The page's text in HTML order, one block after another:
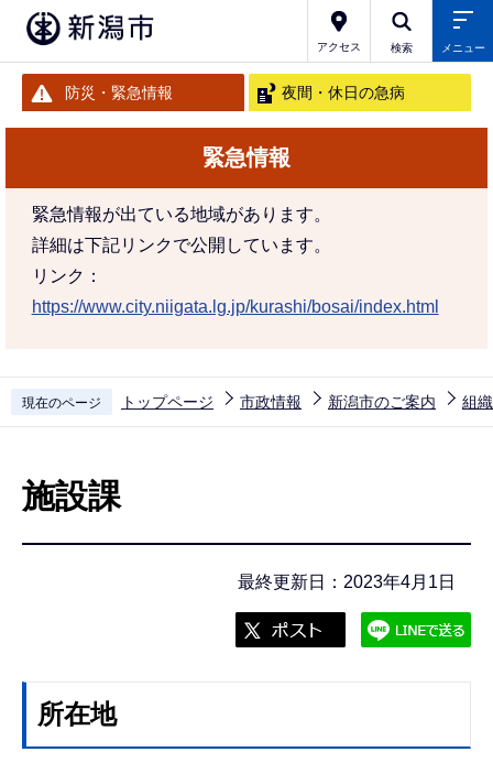
アクセス 検索 メニュー
防災・緊急情報 夜間・休日の急病
緊急情報
緊急情報が出ている地域があります。
詳細は下記リンクで公開しています。
リンク：
https://www.city.niigata.lg.jp/kurashi/bosai/index.html
現在のページ トップページ 市政情報 新潟市のご案内 組
施設課
最終更新日：2023年4月1日
所在地